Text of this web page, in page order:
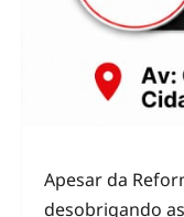
Apesar da
desobrigando